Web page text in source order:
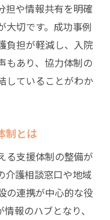
担や情報共有を明確
大切です。成功事例
負担が軽減し、入院
もあり、協力体制の
していることがわか
制とは
る支援体制の整備が
介護相談窓口や地域
の連携が中心的な役
報のハブとなり、